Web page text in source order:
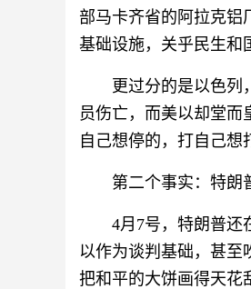
部马卡齐省的阿拉克铝
基础设施，关乎民生和
更过分的是以色列
员伤亡，而美以却堂
自己想停的，打自己想
第二个事实：特朗
4月7号，特朗普还
以作为谈判基础，甚至
把和平的大饼画得天花